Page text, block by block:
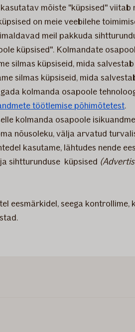
mõiste "küpsised"
on meie veebilehe
meil pakkuda
küpsised". Kolmandate
silmas küpsiseid, mida
silmas küpsiseid, mida
kolmanda osapoole
töötlemise põhimõtetest.
kolmanda osapoole
nõusoleku, välja arvatud
kasutame, lähtudes nende
sihtturunduse küpsised
eesmärkidel, seega